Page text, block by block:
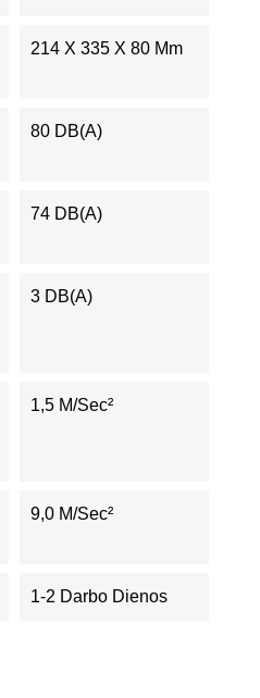
214 X 335 X 80 Mm
80 DB(A)
74 DB(A)
3 DB(A)
1,5 M/sec²
9,0 M/sec²
1-2 Darbo Dienos